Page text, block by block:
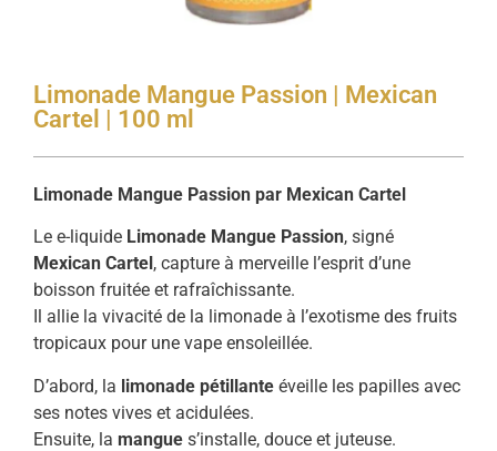
Limonade Mangue Passion | Mexican
Cartel | 100 ml
Limonade Mangue Passion par Mexican Cartel
Le e-liquide Limonade Mangue Passion, signé
Mexican Cartel , capture à merveille l’esprit d’une
boisson fruitée et rafraîchissante.
Il allie la vivacité de la limonade à l’exotisme des fruits
tropicaux pour une vape ensoleillée.
D’abord, la limonade pétillante éveille les papilles avec
ses notes vives et acidulées.
Ensuite, la mangue s’installe, douce et juteuse.